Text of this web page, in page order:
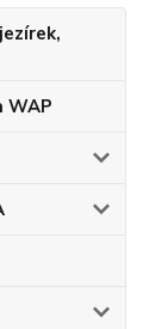
WAP